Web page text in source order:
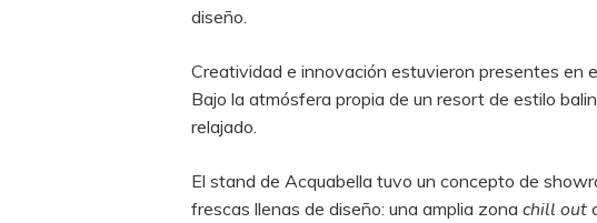
diseño.
Creatividad e innovación estuvieron presentes en
Bajo la atmósfera propia de un resort de estilo
relajado.
El stand de Acquabella tuvo un concepto de
frescas llenas de diseño: una amplia zona chill out